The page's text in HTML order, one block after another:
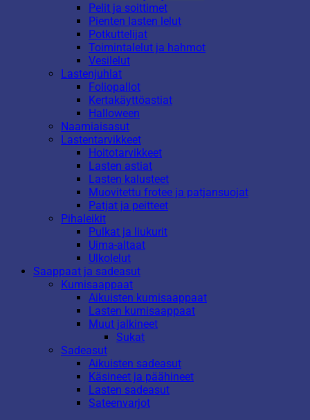
Pelit ja soittimet
Pienten lasten lelut
Potkuttelijat
Toimintalelut ja hahmot
Vesilelut
Lastenjuhlat
Foliopallot
Kertakäyttöastiat
Halloween
Naamiaisasut
Lastentarvikkeet
Hoitotarvikkeet
Lasten astiat
Lasten kalusteet
Muovitettu frotee ja patjansuojat
Patjat ja peitteet
Pihaleikit
Pulkat ja liukurit
Uima-altaat
Ulkolelut
Saappaat ja sadeasut
Kumisaappaat
Aikuisten kumisaappaat
Lasten kumisaappaat
Muut jalkineet
Sukat
Sadeasut
Aikuisten sadeasut
Käsineet ja päähineet
Lasten sadeasut
Sateenvarjot